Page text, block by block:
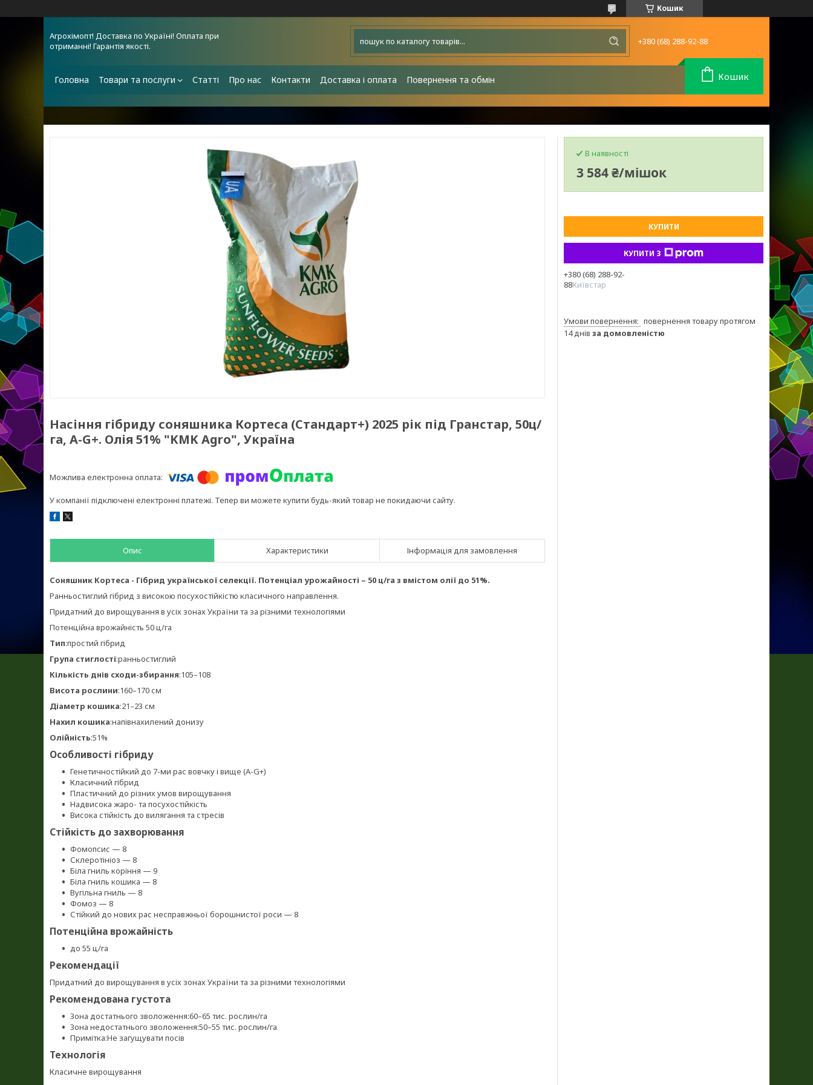
Кошик
Агрохімопт! Доставка по Україні! Оплата при
отриманні! Гарантія якості.
+380 (68) 288-92-88
Головна Товари та послуги Статті Про нас Контакти Доставка і оплата Повернення та обмін Кошик
Насіння гібриду соняшника Кортеса (Стандарт+) 2025 рік під Гранстар, 50ц/
га, A-G+. Олія 51% "KMK Agro", Україна
У компанії підключені електронні платежі. Тепер ви можете купити будь-який товар не покидаючи сайту.
Опис Характеристики Інформація для замовлення
Соняшник Кортеса - Гібрид української селекції. Потенціал урожайності – 50 ц/га з вмістом олії до 51%.
Ранньостиглий гібрид з високою посухостійкістю класичного направлення.
Придатний до вирощування в усіх зонах України та за різними технологіями
Потенційна врожайність 50 ц/га
Тип:простий гібрид
Група стиглості:ранньостиглий
Кількість днів сходи-збирання:105–108
Висота рослини:160–170 см
Діаметр кошика:21–23 см
Нахил кошика:напівнахилений донизу
Олійність:51%
Особливості гібриду
Генетичностійкий до 7-ми рас вовчку і вище (A-G+)
Класичний гібрид
Пластичний до різних умов вирощування
Надвисока жаро- та посухостійкість
Висока стійкість до вилягання та стресів
Стійкість до захворювання
Фомопсис — 8
Склеротініоз — 8
Біла гниль коріння — 9
Біла гниль кошика — 8
Вугільна гниль — 8
Фомоз — 8
Стійкий до нових рас несправжньої борошнистої роси — 8
Потенційна врожайність
до 55 ц/га
Рекомендації
Придатний до вирощування в усіх зонах України та за різними технологіями
Рекомендована густота
Зона достатнього зволоження:60–65 тис. рослин/га
Зона недостатнього зволоження:50–55 тис. рослин/га
Примітка:Не загущувати посів
Технологія
Класичне вирощування
В наявності
3 584 ₴/мішок
КУПИТИ
КУПИТИ З
+380 (68) 288-92-
88Київстар
повернення товару протягом
14 днів за домовленістю